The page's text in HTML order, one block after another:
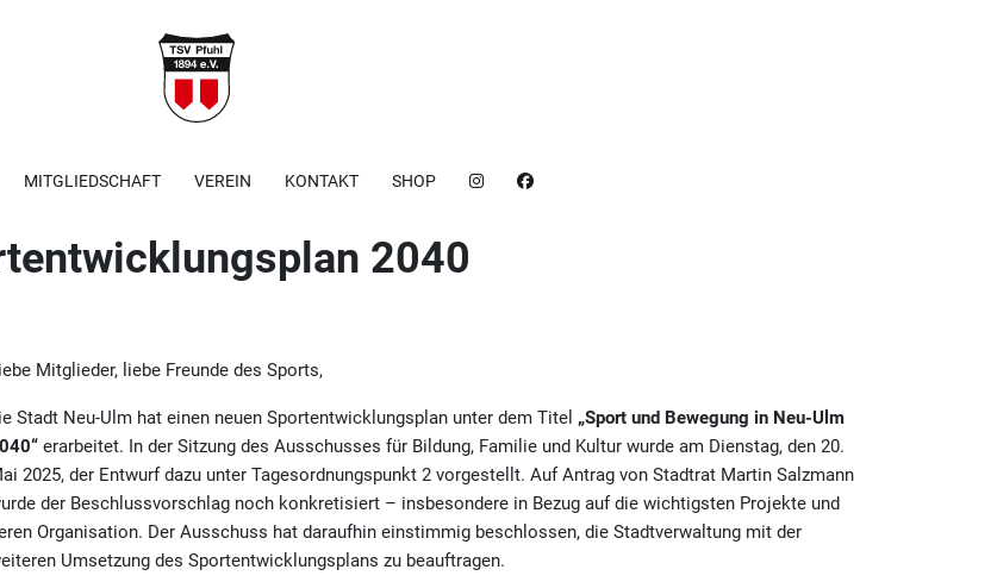
MITGLIEDSCHAFT VEREIN KONTAKT SHOP
2040
Mitglieder, liebe Freunde des Sports,
Stadt Neu-Ulm hat einen neuen Sportentwicklungsplan unter dem Titel „Sport und Bewegung in Neu-Ulm
erarbeitet. In der Sitzung des Ausschusses für Bildung, Familie und Kultur wurde am Dienstag, den 20.
2025, der Entwurf dazu unter Tagesordnungspunkt 2 vorgestellt. Auf Antrag von Stadtrat Martin Salzmann
der Beschlussvorschlag noch konkretisiert – insbesondere in Bezug auf die wichtigsten Projekte und
Organisation. Der Ausschuss hat daraufhin einstimmig beschlossen, die Stadtverwaltung mit der
Umsetzung des Sportentwicklungsplans zu beauftragen.